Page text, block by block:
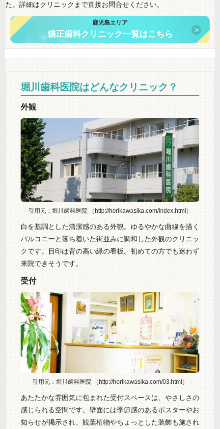
た。詳細はクリニックまで直接お問合せください。
鹿児島エリア
矯正歯科クリニック一覧はこちら
堀川歯科医院はどんなクリニック？
外観
引用元：堀川歯科医院 （http://horikawasika.com/index.html）
白を基調とした清潔感のある外観。ゆるやかな曲線を描く
バルコニーと落ち着いた街並みに調和した外観のクリニッ
クです。目印は背の高い緑の看板。初めての方でも迷わず
来院できそうです。
受付
引用元：堀川歯科医院 （http://horikawasika.com/03.html）
あたたかな雰囲気に包まれた受付スペースは、やさしさの
感じられる空間です。壁面には季節感のあるポスターやお
知らせが掲示され、観葉植物やちょっとした装飾も施され